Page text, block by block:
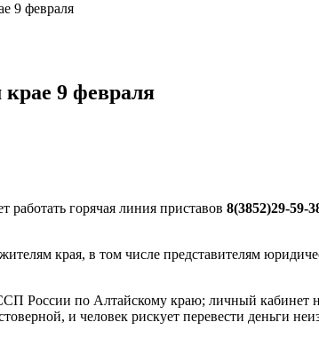
9 февраля
9 февраля
горячая линия приставов 8(3852)29-59-
края, в том числе представителям
России по Алтайскому краю; личный кабинет
и человек рискует перевести деньги